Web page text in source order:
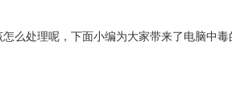
处理呢，下面小编为大家带来了电脑中毒